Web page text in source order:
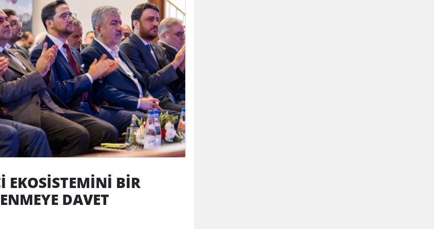
EKOSİSTEMİNİ BİR
DAVET